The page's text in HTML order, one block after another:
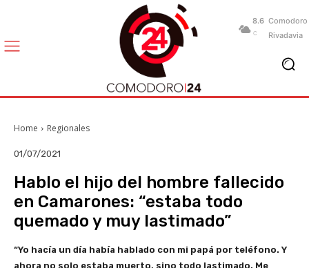
8.6
C
Comodoro
Rivadavia
Home Regionales
01/07/2021
Hablo el hijo del hombre fallecido
en Camarones: “estaba todo
quemado y muy lastimado”
“Yo hacía un día había hablado con mi papá por teléfono. Y
ahora no solo estaba muerto, sino todo lastimado. Me